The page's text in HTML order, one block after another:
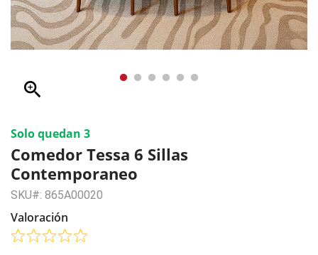
zoom_in
Solo quedan 3
Comedor Tessa 6 Sillas
Contemporaneo
SKU#: 865A00020
Valoración